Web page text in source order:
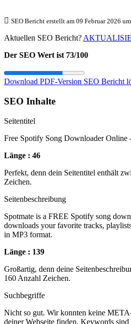
SEO Bericht erstellt am 09 Februar 2026
Aktuellen SEO Bericht?
Der SEO Wert ist 73/100
Download PDF-Version SEO Bericht
SEO Inhalte
Seitentitel
Free Spotify Song Downloader Online
Länge : 46
Perfekt, denn dein Seitentitel enthält
Zeichen.
Seitenbeschreibung
Spotmate is a FREE Spotify song
downloads your favorite tracks,
in MP3 format.
Länge : 139
Großartig, denn deine
160 Anzahl Zeichen.
Suchbegriffe
Nicht so gut. Wir konnten keine
deiner Webseite finden. Keywords